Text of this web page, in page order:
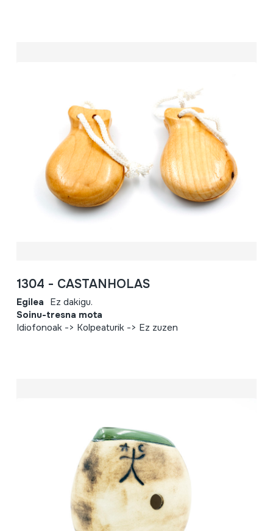
1304 - CASTANHOLAS
Egilea Ez dakigu.
Soinu-tresna mota
Idiofonoak -> Kolpeaturik -> Ez zuzen